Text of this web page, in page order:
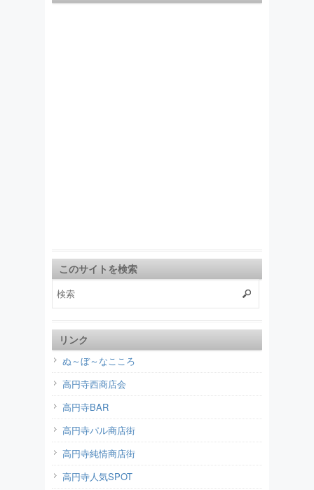
このサイトを検索
リンク
ぬ～ぼ～なこころ
高円寺西商店会
高円寺BAR
高円寺パル商店街
高円寺純情商店街
高円寺人気SPOT